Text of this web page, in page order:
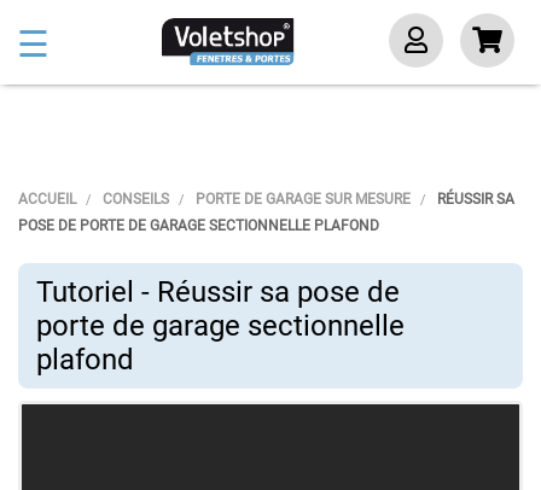
Basculer
la
☰
ACCUEIL CONSEILS PORTE DE GARAGE SUR MESURE
RÉUSSIR SA
POSE DE PORTE DE GARAGE SECTIONNELLE PLAFOND
Tutoriel - Réussir sa pose de
porte de garage sectionnelle
plafond